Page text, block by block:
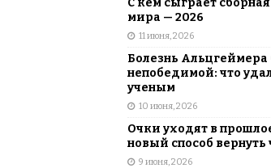
С кем сыграет
мира — 2026
11 июня, 2026
Болезнь
непобедимой: что
ученым
10 июня, 2026
Очки уходят в
новый способ вернуть
9 июня, 2026